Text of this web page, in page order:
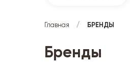
Главная / БРЕНДЫ
Бренды